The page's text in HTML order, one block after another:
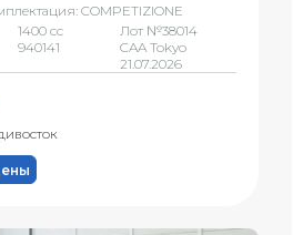
COMPETIZIONE
1400 сс
940141
Лот №38014
CAA Tokyo
21.07.2026